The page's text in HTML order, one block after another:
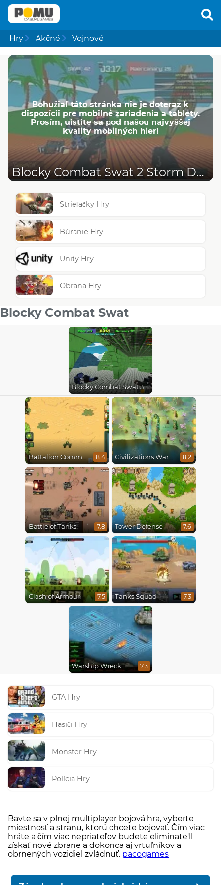
Hry Akčné Vojnové
Bohužiaľ táto stránka nie je doteraz k
dispozícii pre mobilné zariadenia a tablety.
Prosím, uistite sa pod našou najvyššej
kvality mobilných hier!
Blocky Combat Swat 2 Storm Desert
Strieľačky Hry
Búranie Hry
Unity Hry
Obrana Hry
Blocky Combat Swat
Blocky Combat Swat 3
Battalion Commander 8.4 Civilizations Wars Master Edition 8.2
Battle of Tanks 7.8 Tower Defense 7.6
Clash of Armour 7.5 Tanks Squad 7.3
Warship Wreck 7.3
GTA Hry
Hasiči Hry
Monster Hry
Polícia Hry
Bavte sa v plnej multiplayer bojová hra, vyberte
miestnosť a stranu, ktorú chcete bojovať. Čím viac
hráte a čím viac nepriateľov budete eliminate'll
získať nové zbrane a dokonca aj vrtuľníkov a
obrnených vozidiel zvládnuť. pacogames